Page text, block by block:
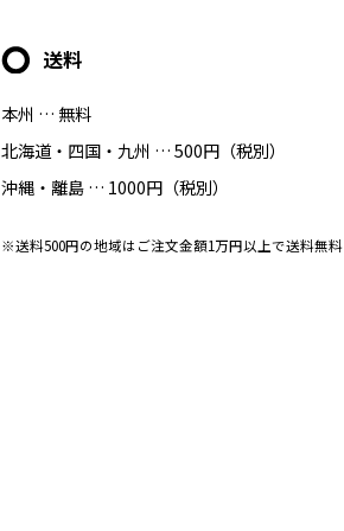
送料
本州 … 無料
北海道・四国・九州 … 500円（税別）
沖縄・離島 … 1000円（税別）
※送料500円の地域はご注文金額1万円以上で送料無料